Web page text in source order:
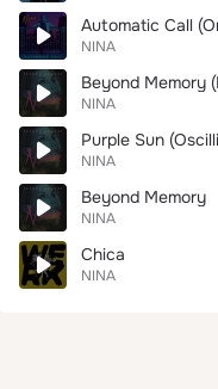
Automatic Call
NINA
NINA
Purple Sun
NINA
Beyond Memory
NINA
Chica
NINA